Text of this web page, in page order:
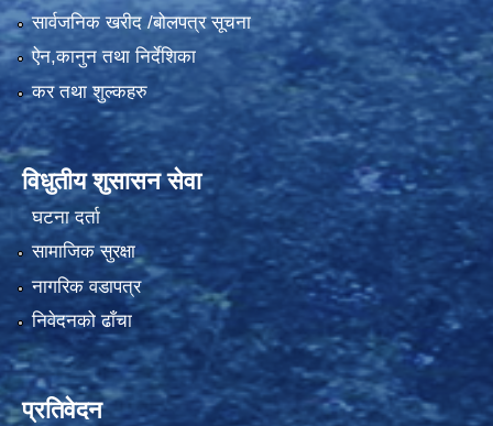
सार्वजनिक खरीद /बोलपत्र सूचना
ऐन,कानुन तथा निर्देशिका
कर तथा शुल्कहरु
विधुतीय शुसासन सेवा
घटना दर्ता
सामाजिक सुरक्षा
नागरिक वडापत्र
निवेदनको ढाँचा
प्रतिवेदन